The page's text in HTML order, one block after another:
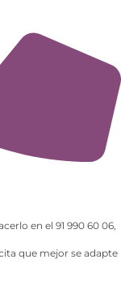
en el 91 990 60 06,
que mejor se adapte